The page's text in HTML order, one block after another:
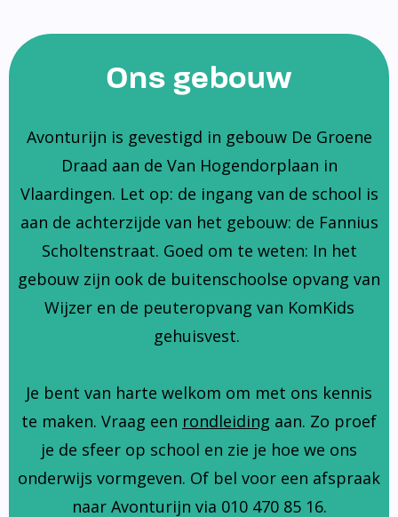
Ons gebouw
Avonturijn is gevestigd in gebouw De Groene
Draad aan de Van Hogendorplaan in
Vlaardingen. Let op: de ingang van de school is
aan de achterzijde van het gebouw: de Fannius
Scholtenstraat. Goed om te weten: In het
gebouw zijn ook de buitenschoolse opvang van
Wijzer en de peuteropvang van KomKids
gehuisvest.
Je bent van harte welkom om met ons kennis
te maken. Vraag een rondleiding aan. Zo proef
je de sfeer op school en zie je hoe we ons
onderwijs vormgeven. Of bel voor een afspraak
naar Avonturijn via 010 470 85 16.